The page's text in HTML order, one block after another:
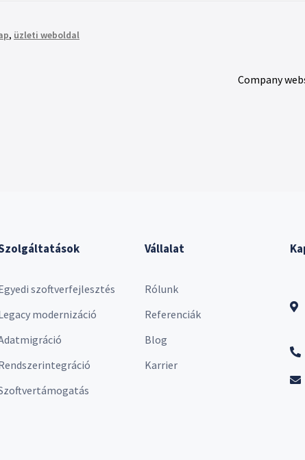
, üzleti weboldal
Company
szoftverfejlesztés
modernizáció
Vállalat
Rólunk
Referenciák
Blog
Karrier